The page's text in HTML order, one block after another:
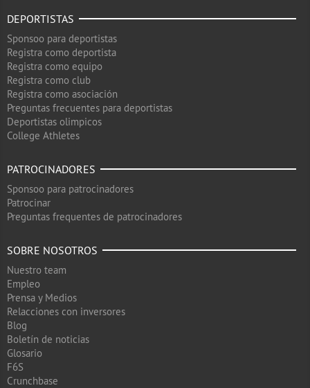
DEPORTISTAS
Sponsoo para deportistas
Registra como deportista
Registra como equipo
Registra como club
Registra como asociación
Preguntas frecuentes para deportistas
Deportistas olimpicos
College Athletes
PATROCINADORES
Sponsoo para patrocinadores
Patrocinar
Preguntas frequentes de patrocinadores
SOBRE NOSOTROS
Nuestro team
Empleo
Prensa y Medios
Relacciones con inversores
Blog
Boletín de noticias
Glosario
F6S
Crunchbase